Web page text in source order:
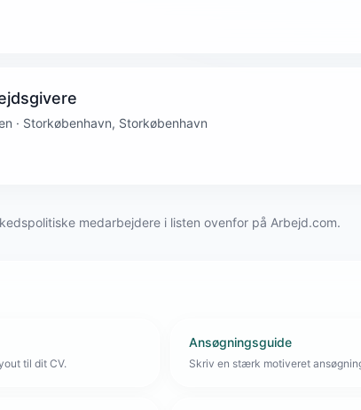
· Storkøbenhavn, Storkøbenhavn
medarbejdere i listen ovenfor på Arbejd.com.
til dit CV.
Ansøgningsguide
Skriv en stærk motiveret